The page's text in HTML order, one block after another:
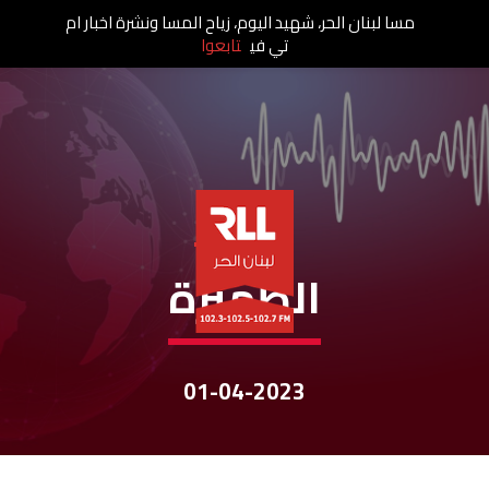
نشرات الأخبار
الظّهيرة
01-04-2023
مسا لبنان الحر، شهيد اليوم، زياح المسا ونشرة اخبار ام
تي في تابعوا